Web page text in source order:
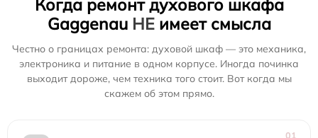
Когда ремонт духового шкафа
Gaggenau НЕимеет смысла
Честно о границах ремонта: духовой шкаф — это механика,
электроника и питание в одном корпусе. Иногда починка
выходит дороже, чем техника того стоит. Вот когда мы
скажем об этом прямо.
01